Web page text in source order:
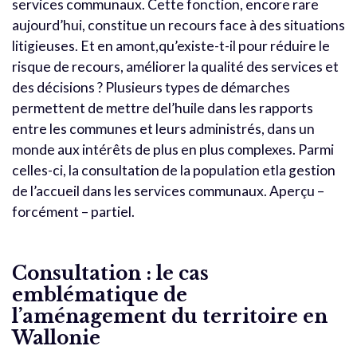
services communaux. Cette fonction, encore rare
aujourd’hui, constitue un recours face à des situations
litigieuses. Et en amont,qu’existe-t-il pour réduire le
risque de recours, améliorer la qualité des services et
des décisions ? Plusieurs types de démarches
permettent de mettre del’huile dans les rapports
entre les communes et leurs administrés, dans un
monde aux intérêts de plus en plus complexes. Parmi
celles-ci, la consultation de la population etla gestion
de l’accueil dans les services communaux. Aperçu –
forcément – partiel.
Consultation : le cas
emblématique de
l’aménagement du territoire en
Wallonie